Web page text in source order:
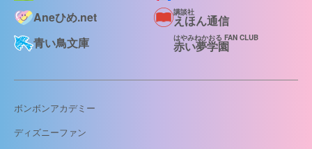
Aneひめ.net
講談社
えほん通信
青い鳥文庫
はやみねかおる FAN CLUB
赤い夢学園
ボンボンアカデミー
ディズニーファン